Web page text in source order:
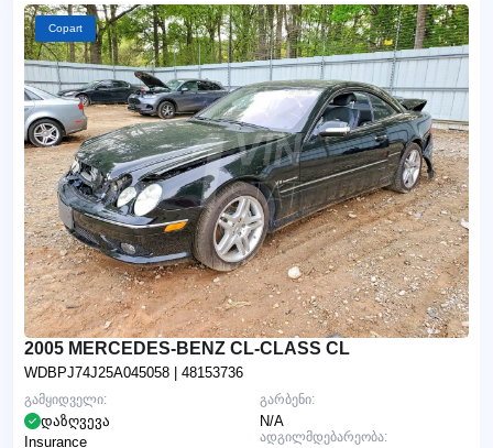
Copart
2005 MERCEDES-BENZ CL-CLASS CL
WDBPJ74J25A045058 | 48153736
გარბენი:
N/A
ადგილმდებარეობა:
გამყიდველი:
დაზღვევა
Insurance